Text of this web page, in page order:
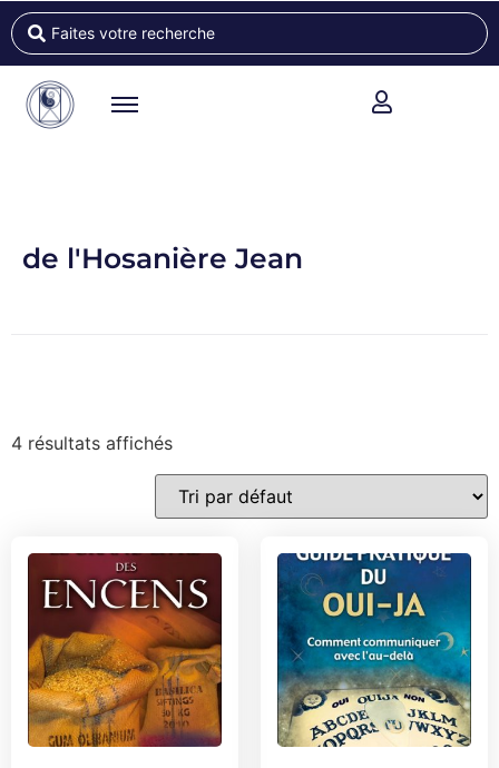
de l'Hosanière Jean
4 résultats affichés